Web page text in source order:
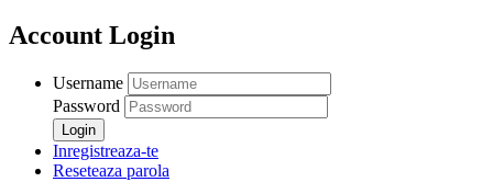
Account Login
Username
Password
Inregistreaza-te
Reseteaza parola